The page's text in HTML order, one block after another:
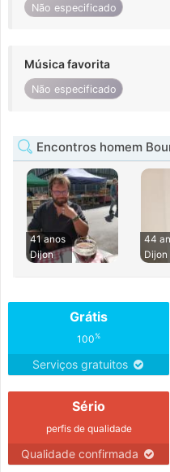
Não especificado
Música favorita
Não especificado
Encontros homem
41 anos
Dijon
44
Dijon
Grátis
100%
Serviços gratuitos
Sério
perfis de qualidade
Qualidade confirmada